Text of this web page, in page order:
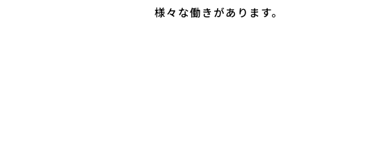
様々な働きがあります。